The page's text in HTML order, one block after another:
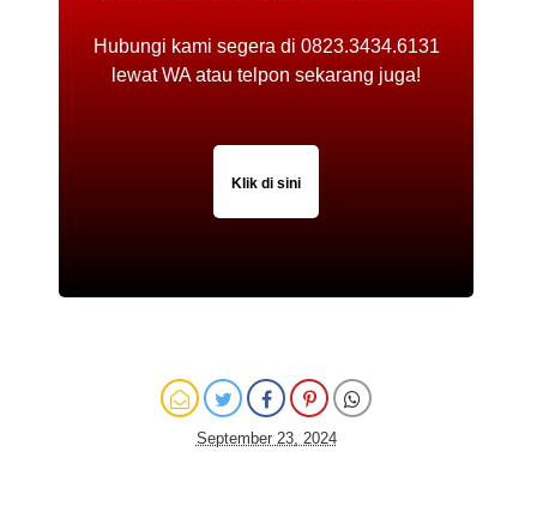
Hubungi kami segera di 0823.3434.6131
lewat WA atau telpon sekarang juga!
Klik di sini
September 23, 2024